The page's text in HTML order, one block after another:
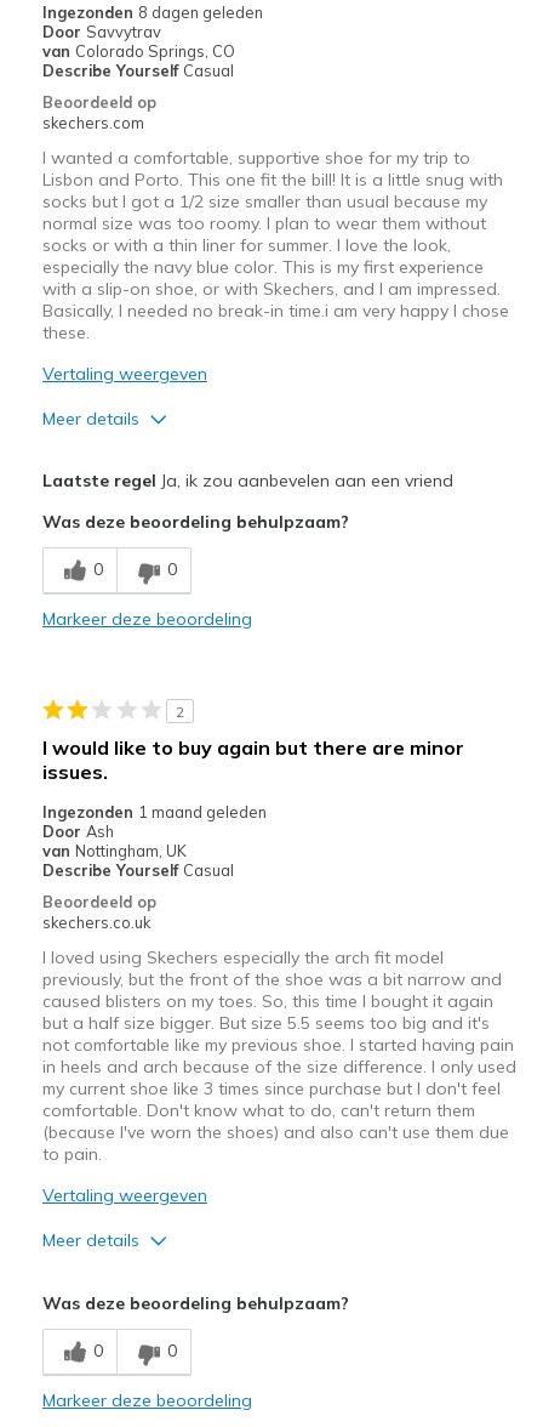
Ingezonden 8 dagen geleden
Door Savvytrav
van Colorado Springs, CO
Describe Yourself Casual
Beoordeeld op
skechers.com
I wanted a comfortable, supportive shoe for my trip to
Lisbon and Porto. This one fit the bill! It is a little snug with
socks but I got a 1/2 size smaller than usual because my
normal size was too roomy. I plan to wear them without
socks or with a thin liner for summer. I love the look,
especially the navy blue color. This is my first experience
with a slip-on shoe, or with Skechers, and I am impressed.
Basically, I needed no break-in time.i am very happy I chose
these.
Vertaling weergeven
Meer details
Comfortable
Beste toepassingen
Casual Wear
Sizing
Feels true to size
Laatste regel Ja, ik zou aanbevelen aan een vriend
Was deze beoordeling behulpzaam?
0 0
Markeer deze beoordeling
2
I would like to buy again but there are minor
issues.
Ingezonden 1 maand geleden
Door Ash
van Nottingham, UK
Describe Yourself Casual
Beoordeeld op
skechers.co.uk
I loved using Skechers especially the arch fit model
previously, but the front of the shoe was a bit narrow and
caused blisters on my toes. So, this time I bought it again
but a half size bigger. But size 5.5 seems too big and it's
not comfortable like my previous shoe. I started having pain
in heels and arch because of the size difference. I only used
my current shoe like 3 times since purchase but I don't feel
comfortable. Don't know what to do, can't return them
(because I've worn the shoes) and also can't use them due
to pain.
Vertaling weergeven
Meer details
Durable
Stylish
Was deze beoordeling behulpzaam?
0 0
Markeer deze beoordeling